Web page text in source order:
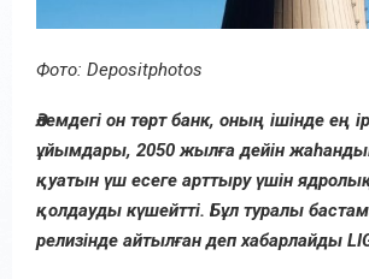
Фото: Depositphotos
Әлемдегі он төрт банк, оның ішінде ең
ұйымдары, 2050 жылға дейін
қуатын үш есеге арттыру үшін
қолдауды күшейтті. Бұл туралы
релизінде айтылған деп хабарлайды